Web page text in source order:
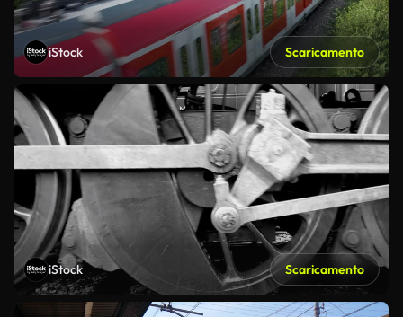
iStock Scaricamento
iStock Scaricamento